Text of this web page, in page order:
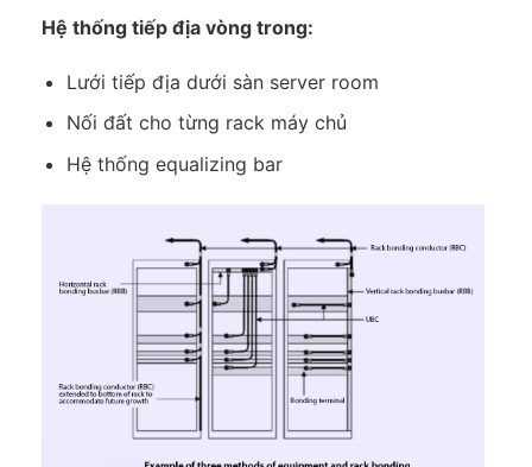
Hệ thống tiếp địa vòng trong:
Lưới tiếp địa dưới sàn server room
Nối đất cho từng rack máy chủ
Hệ thống equalizing bar